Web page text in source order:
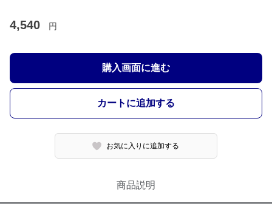
4,540 円
購入画面に進む
カートに追加する
お気に入りに追加する
商品説明